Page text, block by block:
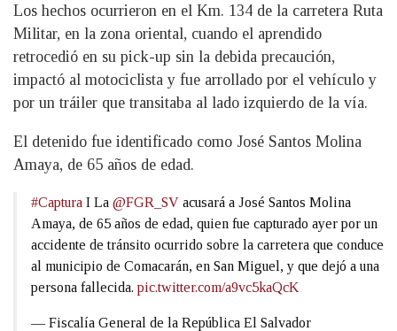
Los hechos ocurrieron en el Km. 134 de la carretera Ruta
Militar, en la zona oriental, cuando el aprendido
retrocedió en su pick-up sin la debida precaución,
impactó al motociclista y fue arrollado por el vehículo y
por un tráiler que transitaba al lado izquierdo de la vía.
El detenido fue identificado como José Santos Molina
Amaya, de 65 años de edad.
#Captura I La @FGR_SV acusará a José Santos Molina
Amaya, de 65 años de edad, quien fue capturado ayer por un
accidente de tránsito ocurrido sobre la carretera que conduce
al municipio de Comacarán, en San Miguel, y que dejó a una
persona fallecida. pic.twitter.com/a9vc5kaQcK
— Fiscalía General de la República El Salvador